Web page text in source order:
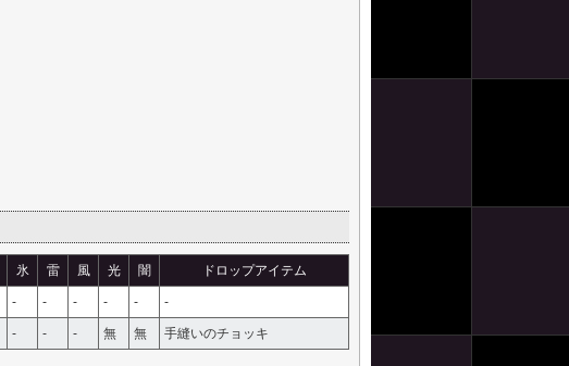
氷 雷 風 光 闇 ドロップアイテム
- - - - - -
- - - 無 無 手縫いのチョッキ